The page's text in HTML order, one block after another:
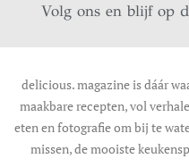
Volg ons en blijf op
delicious. magazine is dáár
maakbare recepten, vol
eten en fotografie om bij te
missen, de mooiste